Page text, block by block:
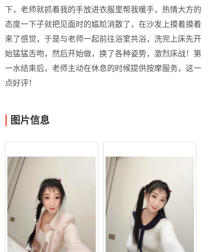
下，老师就抓着我的手放进衣服里帮我暖手，热情大方的
态度一下子就把见面时的尴尬消散了，在沙发上摸着摸着
来了感觉，于是与老师一起前往浴室共浴，洗完上床先开
始猛猛舌吻，然后开始做，换了各种姿势，激烈床战！第
一水结束后，老师主动在休息的时候提供按摩服务，这一
点好评！
图片信息